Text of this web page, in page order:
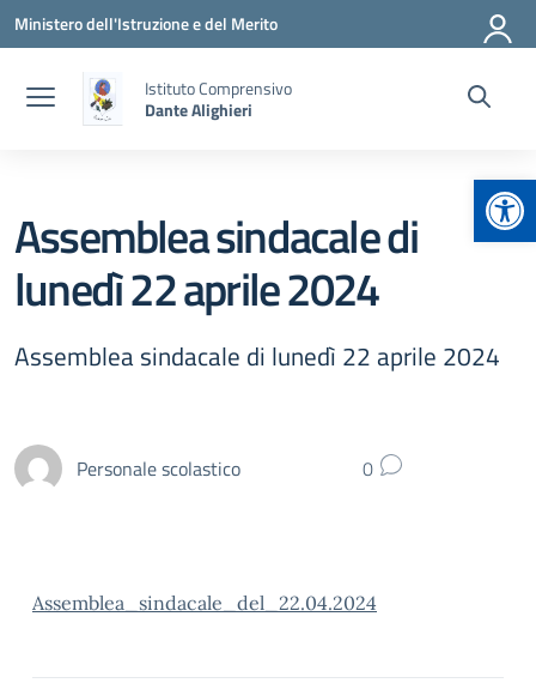
Vai ai contenuti
Vai al menu di navigazione
Vai al footer
Ministero dell'Istruzione e del Merito
Istituto Comprensivo
Dante Alighieri
Assemblea sindacale di
lunedì 22 aprile 2024
Assemblea sindacale di lunedì 22 aprile 2024
Personale scolastico 0
Assemblea_sindacale_del_22.04.2024